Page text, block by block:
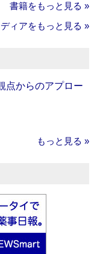
書籍をもっと見る »
ィアをもっと見る »
点からのアプロー
もっと見る »